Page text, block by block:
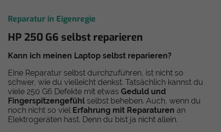
Reparatur in Eigenregie
HP 250 G6 selbst reparieren
Kann ich meinen Laptop selbst reparieren?
Eine Reparatur selbst durchzuführen, ist nicht so
schwer, wie du vielleicht denkst. Tatsächlich kannst du
viele 250 G6 Defekte mit etwas Geduld und
Fingerspitzengefühl selbst beheben. Auch, wenn du
noch nicht so viel
Erfahrung mit Reparaturen an
Elektrogeräten hast. Denn du bist ja nicht allein.